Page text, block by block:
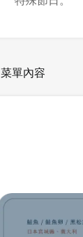
菜單內容